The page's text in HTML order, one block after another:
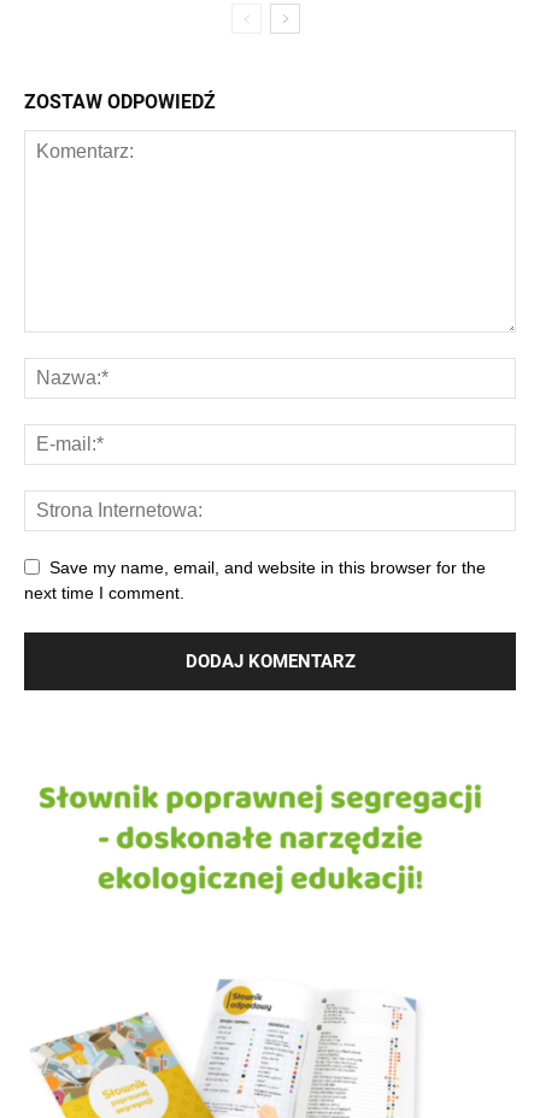
ZOSTAW ODPOWIEDŹ
Save my name, email, and website in this browser for the
next time I comment.